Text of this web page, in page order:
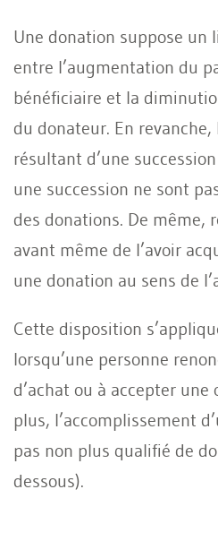
Une donation suppose un
entre l’augmentation du
bénéficiaire et la
du donateur. En
résultant d’une
une succession ne sont
des donations. De même,
avant même de l’avoir
une donation au sens de
Cette disposition
lorsqu’une personne
d’achat ou à accepter une
plus, l’accomplissement
pas non plus qualifié de
dessous).